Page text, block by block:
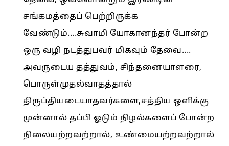
சங்கமத்தைப் பெற்றிருக்க
வேண்டும்....சுவாமி யோகானந்தர் போன்ற
ஒரு வழி நடத்துபவர் மிகவும் தேவை....
அவருடைய தத்துவம், சிந்தனையாளரை,
பொருள்முதல்வாதத்தால்
திருப்தியடையாதவர்களை,சத்திய ஒளிக்கு
முன்னால் தப்பி ஓடும் நிழல்களைப் போன்ற
நிலையற்றவற்றால், உண்மையற்றவற்றால்